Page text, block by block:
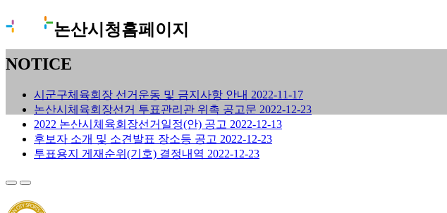
논산시청홈페이지
NOTICE
시군구체육회장 선거운동 및 금지사항 안내 2022-11-17
논산시체육회장선거 투표관리관 위촉 공고문 2022-12-23
2022 논산시체육회장선거일정(안) 공고 2022-12-13
후보자 소개 및 소견발표 장소등 공고 2022-12-23
투표용지 게재순위(기호) 결정내역 2022-12-23